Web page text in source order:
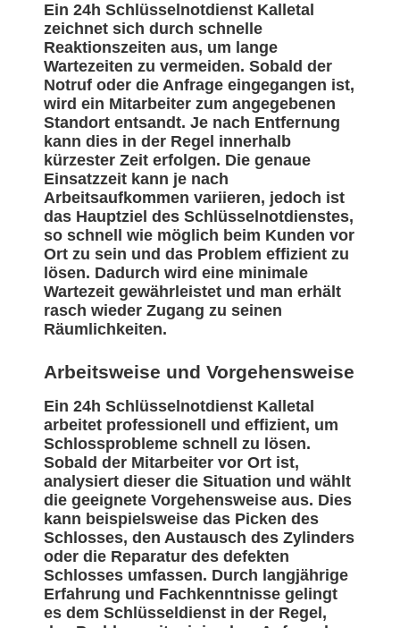
Ein 24h Schlüsselnotdienst Kalletal
zeichnet sich durch schnelle
Reaktionszeiten aus, um lange
Wartezeiten zu vermeiden. Sobald der
Notruf oder die Anfrage eingegangen ist,
wird ein Mitarbeiter zum angegebenen
Standort entsandt. Je nach Entfernung
kann dies in der Regel innerhalb
kürzester Zeit erfolgen. Die genaue
Einsatzzeit kann je nach
Arbeitsaufkommen variieren, jedoch ist
das Hauptziel des Schlüsselnotdienstes,
so schnell wie möglich beim Kunden vor
Ort zu sein und das Problem effizient zu
lösen. Dadurch wird eine minimale
Wartezeit gewährleistet und man erhält
rasch wieder Zugang zu seinen
Räumlichkeiten.
Arbeitsweise und Vorgehensweise
Ein 24h Schlüsselnotdienst Kalletal
arbeitet professionell und effizient, um
Schlossprobleme schnell zu lösen.
Sobald der Mitarbeiter vor Ort ist,
analysiert dieser die Situation und wählt
die geeignete Vorgehensweise aus. Dies
kann beispielsweise das Picken des
Schlosses, den Austausch des Zylinders
oder die Reparatur des defekten
Schlosses umfassen. Durch langjährige
Erfahrung und Fachkenntnisse gelingt
es dem Schlüsseldienst in der Regel,